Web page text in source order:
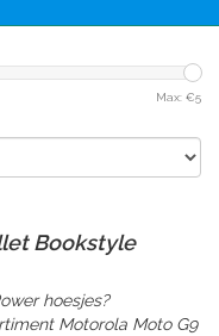
Max: €5
Bookstyle
hoesjes?
Motorola Moto G9